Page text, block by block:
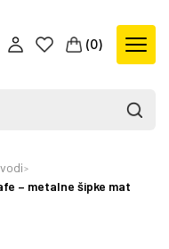
(0)
– metalne šipke mat